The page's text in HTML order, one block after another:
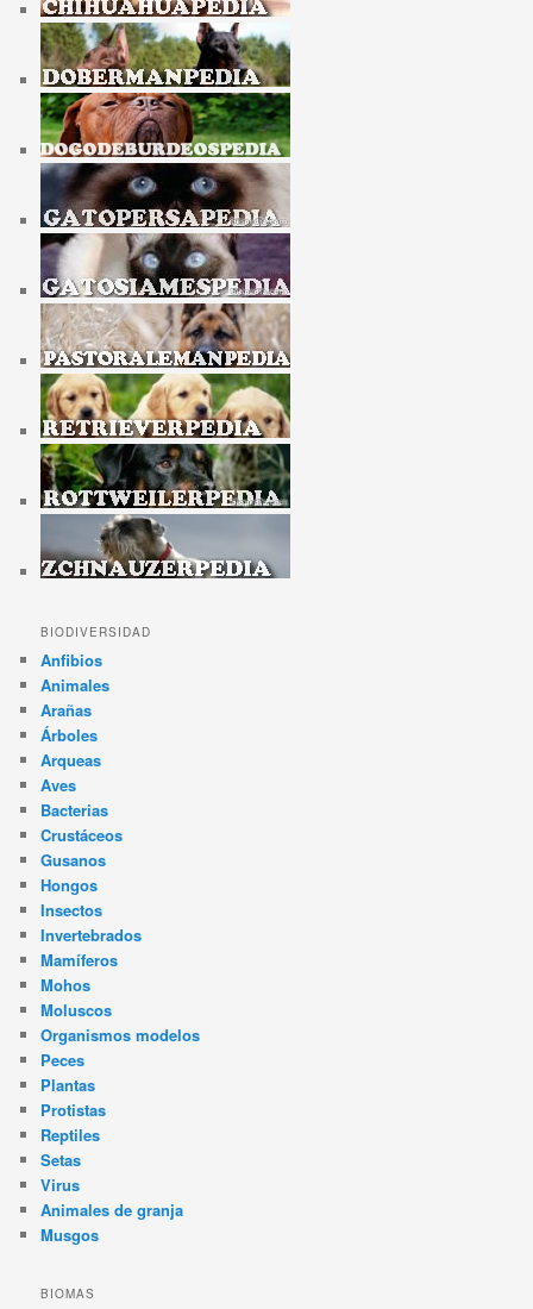
BIODIVERSIDAD
Anfibios
Animales
Arañas
Árboles
Arqueas
Aves
Bacterias
Crustáceos
Gusanos
Hongos
Insectos
Invertebrados
Mamíferos
Mohos
Moluscos
Organismos modelos
Peces
Plantas
Protistas
Reptiles
Setas
Virus
Animales de granja
Musgos
BIOMAS